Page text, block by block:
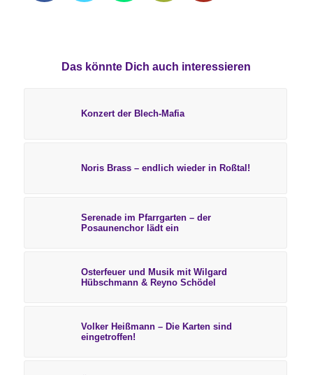
Das könnte Dich auch interessieren
Konzert der Blech-Mafia
Noris Brass – endlich wieder in Roßtal!
Serenade im Pfarrgarten – der
Posaunenchor lädt ein
Osterfeuer und Musik mit Wilgard
Hübschmann & Reyno Schödel
Volker Heißmann – Die Karten sind
eingetroffen!